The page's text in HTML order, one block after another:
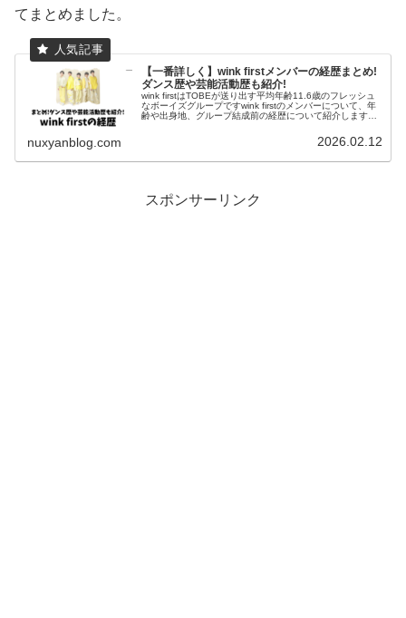
てまとめました。
【一番詳しく】wink firstメンバーの経歴まとめ!
ダンス歴や芸能活動歴も紹介!
wink firstはTOBEが送り出す平均年齢11.6歳のフレッシュ
なボーイズグループですwink firstのメンバーについて、年
齢や出身地、グループ結成前の経歴について紹介します。
nuxyanblog.com 2026.02.12
スポンサーリンク